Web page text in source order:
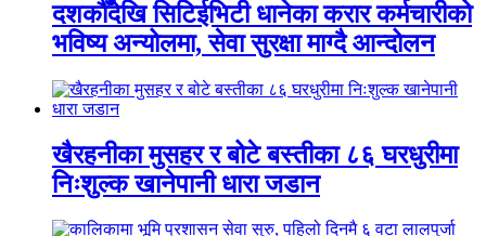
दशकौँदेखि सिटिईभिटी धानेका करार कर्मचारीको
भविष्य अन्योलमा, सेवा सुरक्षा माग्दै आन्दोलन
खैरहनीका मुसहर र बोटे बस्तीका ८६ घरधुरीमा
निःशुल्क खानेपानी धारा जडान